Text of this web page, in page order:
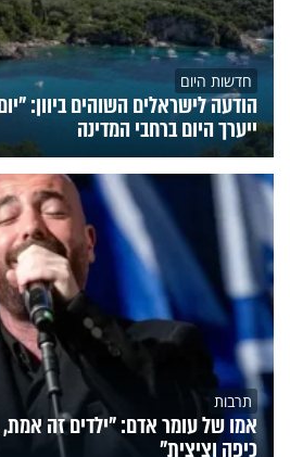
חדשות היום
הודעה לישראלים השוהים ביוון:
ייערך היום ברחבי המדינה
תרבות
אמו של עומר אדם: "ילדים זה
כיפה וציצית"